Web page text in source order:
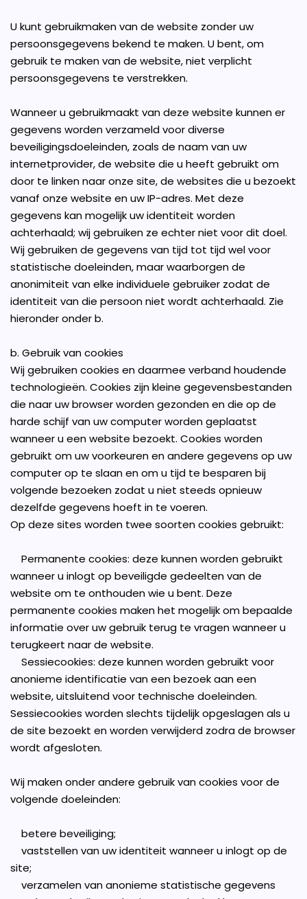
U kunt gebruikmaken van de website zonder uw
persoonsgegevens bekend te maken. U bent, om
gebruik te maken van de website, niet verplicht
persoonsgegevens te verstrekken.
Wanneer u gebruikmaakt van deze website kunnen er
gegevens worden verzameld voor diverse
beveiligingsdoeleinden, zoals de naam van uw
internetprovider, de website die u heeft gebruikt om
door te linken naar onze site, de websites die u bezoekt
vanaf onze website en uw IP-adres. Met deze
gegevens kan mogelijk uw identiteit worden
achterhaald; wij gebruiken ze echter niet voor dit doel.
Wij gebruiken de gegevens van tijd tot tijd wel voor
statistische doeleinden, maar waarborgen de
anonimiteit van elke individuele gebruiker zodat de
identiteit van die persoon niet wordt achterhaald. Zie
hieronder onder b.
b. Gebruik van cookies
Wij gebruiken cookies en daarmee verband houdende
technologieën. Cookies zijn kleine gegevensbestanden
die naar uw browser worden gezonden en die op de
harde schijf van uw computer worden geplaatst
wanneer u een website bezoekt. Cookies worden
gebruikt om uw voorkeuren en andere gegevens op uw
computer op te slaan en om u tijd te besparen bij
volgende bezoeken zodat u niet steeds opnieuw
dezelfde gegevens hoeft in te voeren.
Op deze sites worden twee soorten cookies gebruikt:
Permanente cookies: deze kunnen worden gebruikt
wanneer u inlogt op beveiligde gedeelten van de
website om te onthouden wie u bent. Deze
permanente cookies maken het mogelijk om bepaalde
informatie over uw gebruik terug te vragen wanneer u
terugkeert naar de website.
Sessiecookies: deze kunnen worden gebruikt voor
anonieme identificatie van een bezoek aan een
website, uitsluitend voor technische doeleinden.
Sessiecookies worden slechts tijdelijk opgeslagen als u
de site bezoekt en worden verwijderd zodra de browser
wordt afgesloten.
Wij maken onder andere gebruik van cookies voor de
volgende doeleinden:
betere beveiliging;
vaststellen van uw identiteit wanneer u inlogt op de
site;
verzamelen van anonieme statistische gegevens